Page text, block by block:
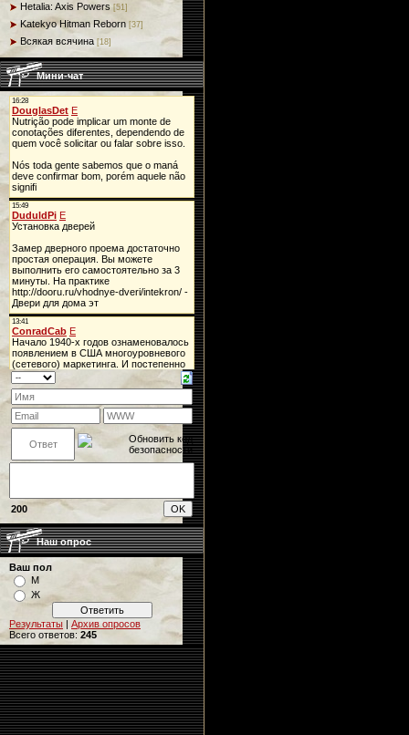
Hetalia: Axis Powers [51]
Katekyo Hitman Reborn [37]
Всякая всячина [18]
Мини-чат
200
Наш опрос
Ваш пол
М
Ж
Результаты
Архив опросов
Всего ответов: 245